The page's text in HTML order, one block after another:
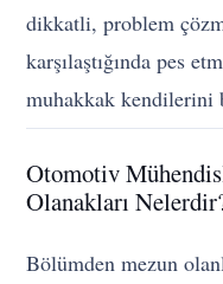
dikkatli, problem
karşılaştığında pes
muhakkak kendilerini
Otomotiv
Olanakları
Bölümden mezun